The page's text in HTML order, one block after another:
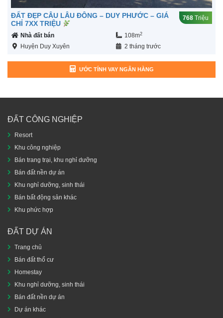
ĐẤT ĐẸP CÂU LÂU ĐÔNG – DUY PHƯỚC – GIÁ
CHỈ 7XX TRIỆU
768 Triệu
Nhà đất bán 108m2
Huyện Duy Xuyên 2 tháng trước
ƯỚC TÍNH VAY NGÂN HÀNG
ĐẤT CÔNG NGHIỆP
Resort
Khu công nghiệp
Bán trang trại, khu nghỉ dưỡng
Bán đất nền dự án
Khu nghỉ dưỡng, sinh thái
Bán bất động sản khác
Khu phức hợp
ĐẤT DỰ ÁN
Trang chủ
Bán đất thổ cư
Homestay
Khu nghỉ dưỡng, sinh thái
Bán đất nền dự án
Dự án khác